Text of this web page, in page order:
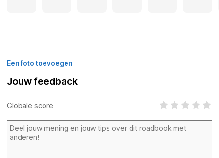
Een foto toevoegen
Jouw feedback
Globale score